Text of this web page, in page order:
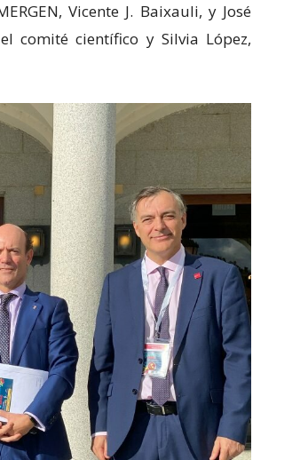
Vicente J. Baixauli, y José
comité científico y Silvia López,